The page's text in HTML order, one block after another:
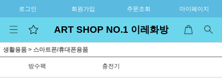
로그인 회원가입 주문조회 마이페이지
ART SHOP NO.1 이레화방
생활용품 > 스마트폰/휴대폰용품
방수팩 충전기